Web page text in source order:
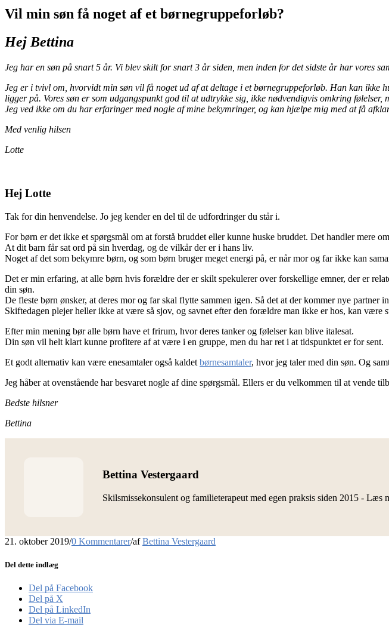
Vil min søn få noget af et børnegruppeforløb?
Hej Bettina
Jeg har en søn på snart 5 år. Vi blev skilt for snart 3 år siden, men inden for det sidste år har vores
Jeg er i tvivl om, hvorvidt min søn vil få noget ud af at deltage i et børnegruppeforløb. Han kan
ligger på. Vores søn er som udgangspunkt god til at udtrykke sig, ikke nødvendigvis omkring
Jeg ved ikke om du har erfaringer med nogle af mine bekymringer, og kan hjælpe mig med at få
Med venlig hilsen
Lotte
Hej Lotte
Tak for din henvendelse. Jo jeg kender en del til de udfordringer du står i.
For børn er det ikke et spørgsmål om at forstå bruddet eller kunne huske bruddet. Det handler mere
At dit barn får sat ord på sin hverdag, og de vilkår der er i hans liv.
Noget af det som bekymre børn, og som børn bruger meget energi på, er når mor og far ikke kan
Det er min erfaring, at alle børn hvis forældre der er skilt spekulerer over forskellige emner, der er
din søn.
De fleste børn ønsker, at deres mor og far skal flytte sammen igen. Så det at der kommer nye
Skiftedagen plejer heller ikke at være så sjov, og savnet efter den forældre man ikke er hos, kan være
Efter min mening bør alle børn have et frirum, hvor deres tanker og følelser kan blive italesat.
Din søn vil helt klart kunne profitere af at være i en gruppe, men du har ret i at tidspunktet er for sent.
Et godt alternativ kan være enesamtaler også kaldet børnesamtaler, hvor jeg taler med din søn. Og
Jeg håber at ovenstående har besvaret nogle af dine spørgsmål. Ellers er du velkommen til at vende
Bedste hilsner
Bettina
Bettina Vestergaard
Skilsmissekonsulent og familieterapeut med egen praksis siden 2015 - Læs
21. oktober 2019/0 Kommentarer/afBettina Vestergaard
Del dette indlæg
Del på Facebook
Del på X
Del på LinkedIn
Del via E-mail